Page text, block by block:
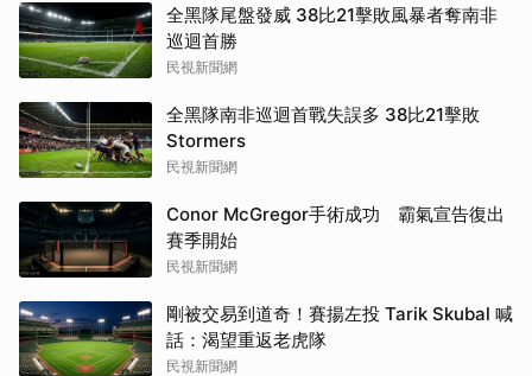
全黑隊尾盤發威 38比21擊敗風暴者奪南非
巡迴首勝
民視新聞網
全黑隊南非巡迴首戰失誤多 38比21擊敗
Stormers
民視新聞網
Conor McGregor手術成功 霸氣宣告復出
賽季開始
民視新聞網
剛被交易到道奇！賽揚左投 Tarik Skubal 喊
話：渴望重返老虎隊
民視新聞網